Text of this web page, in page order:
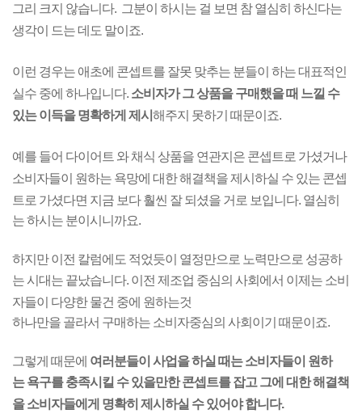
그리 크지 않습니다. 그분이 하시는 걸 보면 참 열심히 하신다는
생각이 드는 데도 말이죠.
이런 경우는 애초에 콘셉트를 잘못 맞추는 분들이 하는 대표적인
실수 중에 하나입니다. 소비자가 그 상품을 구매했을 때 느낄 수
있는 이득을 명확하게 제시 해주지 못하기 때문이죠.
예를 들어 다이어트 와 채식 상품을 연관지은 콘셉트로 가셨거나
소비자들이 원하는 욕망에 대한해결책을 제시하실 수 있는 콘셉
트로 가셨다면 지금 보다 훨씬 잘 되셨을 거로 보입니다. 열심히
는하시는 분이시니까요.
하지만 이전 칼럼에도 적었듯이 열정만으로 노력만으로 성공하
는 시대는 끝났습니다. 이전 제조업 중심의 사회에서 이제는 소비
자들이 다양한 물건 중에 원하는것
하나만을 골라서 구매하는 소비자중심의 사회이기 때문이죠.
그렇게 때문에 여러분들이 사업을 하실 때는 소비자들이 원하
는욕구를 충족시킬 수 있을만한 콘셉트를 잡고 그에 대한 해결책
을 소비자들에게 명확히 제시하실 수 있어야 합니다.